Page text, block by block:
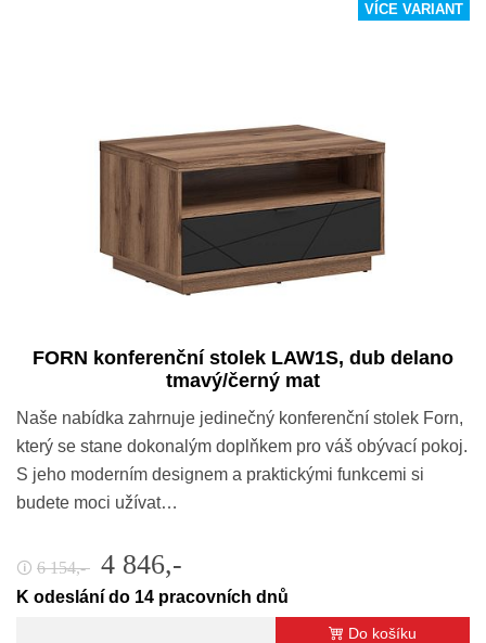
VÍCE VARIANT
FORN konferenční stolek LAW1S, dub delano
tmavý/černý mat
Naše nabídka zahrnuje jedinečný konferenční stolek Forn,
který se stane dokonalým doplňkem pro váš obývací pokoj.
S jeho moderním designem a praktickými funkcemi si
budete moci užívat…
🛈 6 154,- 4 846,-
K odeslání do 14 pracovních dnů
Do košíku